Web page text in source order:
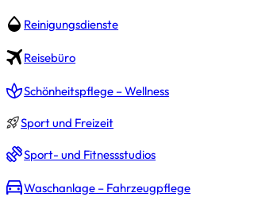
Reinigungsdienste
Reisebüro
Schönheitspflege – Wellness
Sport und Freizeit
Sport- und Fitnessstudios
Waschanlage – Fahrzeugpflege